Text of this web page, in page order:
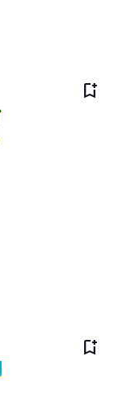
bookmark_add
bookmark_add